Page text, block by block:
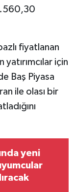
fiyatlanan
için
Baş Piyasa
ile olası bir
yeni